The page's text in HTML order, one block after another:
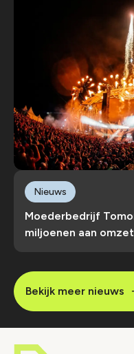
Moederbedrijf
miljoenen aan
Nieuws
Bekijk meer nieuws